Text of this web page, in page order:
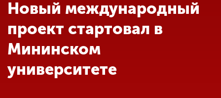
Абитуриенту
Обучение
Новый международный
проект стартовал в
Мининском
университете